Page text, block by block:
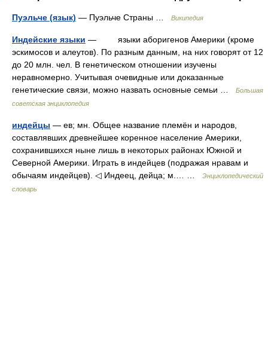
Пуэльче (язык) — Пуэльче Страны … Википедия
Индейские языки — языки аборигенов Америки (кроме
эскимосов и алеутов). По разным данным, на них говорят от 12
до 20 млн. чел. В генетическом отношении изучены
неравномерно. Учитывая очевидные или доказанные
генетические связи, можно назвать основные семьи …
Большая
советская энциклопедия
индейцы — ев; мн. Общее название племён и народов,
составлявших древнейшее коренное население Америки,
сохранившихся ныне лишь в некоторых районах Южной и
Северной Америки. Играть в индейцев (подражая нравам и
обычаям индейцев). ◁ Индеец, дейца; м.… …
Энциклопедический
словарь